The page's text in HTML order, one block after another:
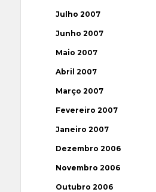
Julho 2007
Junho 2007
Maio 2007
Abril 2007
Março 2007
Fevereiro 2007
Janeiro 2007
Dezembro 2006
Novembro 2006
Outubro 2006